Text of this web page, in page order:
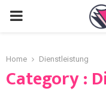
Home Dienstleistung
Category :